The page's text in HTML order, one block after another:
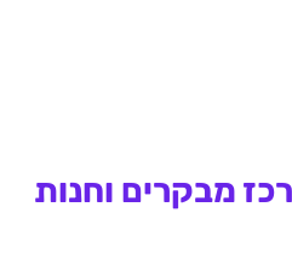
מבקרים וחנות